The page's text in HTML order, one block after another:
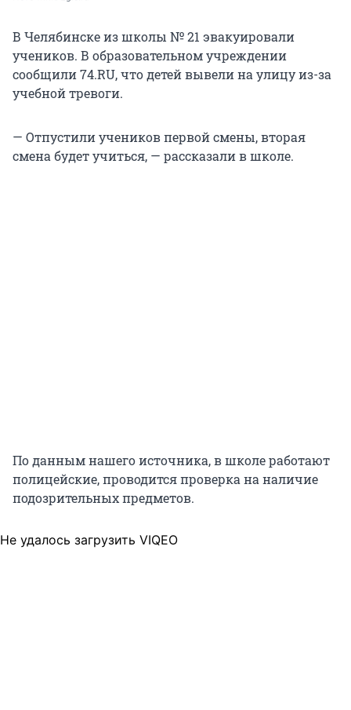
В Челябинске из школы № 21 эвакуировали
учеников. В образовательном учреждении
сообщили 74.RU, что детей вывели на улицу из-за
учебной тревоги.
— Отпустили учеников первой смены, вторая
смена будет учиться, — рассказали в школе.
По данным нашего источника, в школе работают
полицейские, проводится проверка на наличие
подозрительных предметов.
Не удалось загрузить VIQEO